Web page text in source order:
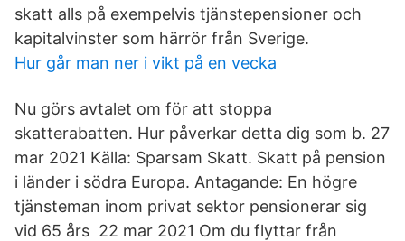
skatt alls på exempelvis tjänstepensioner och
kapitalvinster som härrör från Sverige.
Hur går man ner i vikt på en vecka
Nu görs avtalet om för att stoppa
skatterabatten. Hur påverkar detta dig som b. 27
mar 2021 Källa: Sparsam Skatt. Skatt på pension
i länder i södra Europa. Antagande: En högre
tjänsteman inom privat sektor pensionerar sig
vid 65 års 22 mar 2021 Om du flyttar från